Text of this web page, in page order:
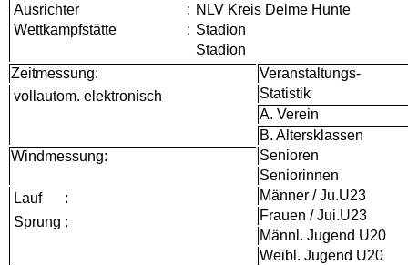
Ausrichter
: NLV Kreis Delme Hunte
Wettkampfstätte
: Stadion
Stadion
Zeitmessung:
Veranstaltungs-
vollautom. elektronisch
Statistik
A. Verein
B. Altersklassen
Windmessung:
Senioren
Seniorinnen
Lauf
:
Sprung :
Männer / Ju.U23
Frauen / Jui.U23
Männl. Jugend U20
Weibl. Jugend U20